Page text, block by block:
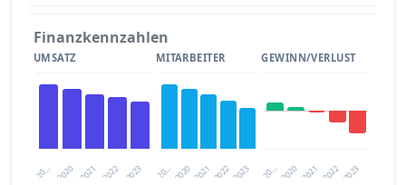
Finanzkennzahlen
UMSATZ
20… 2021 2023
2020 2022
MITARBEITER
20… 2021 2023
2020 2022
GEWINN/VERLUST
20… 2021 2023
2020 2022